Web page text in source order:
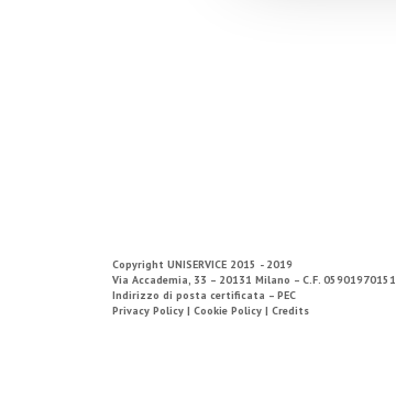
Copyright UNISERVICE 2015 - 2019
Via Accademia, 33 – 20131 Milano – C.F. 05901970151
Indirizzo di posta certificata – PEC
Privacy Policy | Cookie Policy | Credits